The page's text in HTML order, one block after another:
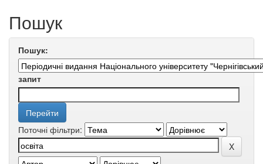
Пошук
Пошук:
запит
Поточні фільтри: